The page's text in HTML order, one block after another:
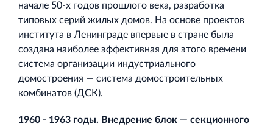
начале 50‐х годов прошлого века, разработка
типовых серий жилых домов. На основе проектов
института в Ленинграде впервые в стране была
создана наиболее эффективная для этого времени
система организации индустриального
домостроения — система домостроительных
комбинатов (ДСК).
1960 - 1963 годы. Внедрение блок — секционного